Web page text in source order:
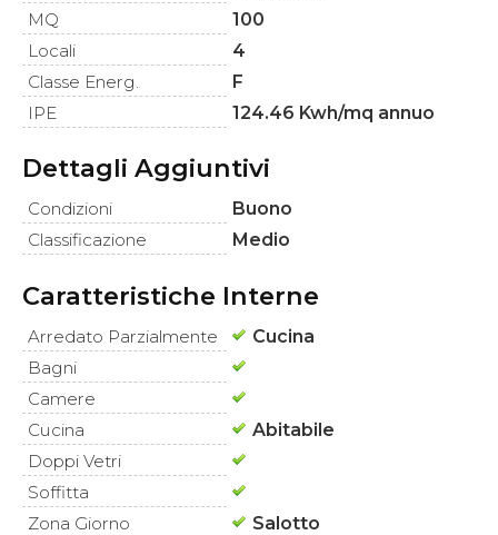
MQ
100
Locali
4
Classe Energ.
F
IPE
124.46 Kwh/mq annuo
Dettagli Aggiuntivi
Condizioni
Buono
Classificazione
Medio
Caratteristiche Interne
Arredato Parzialmente
Cucina
Bagni
Camere
Cucina
Abitabile
Doppi Vetri
Soffitta
Zona Giorno
Salotto